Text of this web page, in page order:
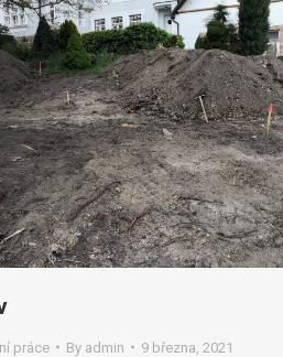
práce By admin 9 března, 2021